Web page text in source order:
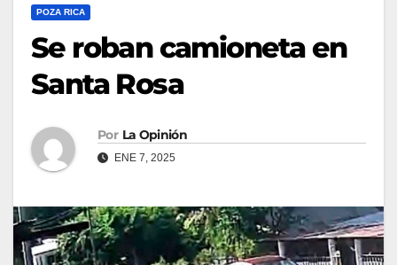
POZA RICA
Se roban camioneta en
Santa Rosa
Por La Opinión
ENE 7, 2025